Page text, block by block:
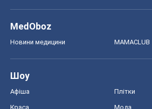
MedOboz
Новини медицини MAMACLUB
Шоу
Афіша Плітки
Краса Мода